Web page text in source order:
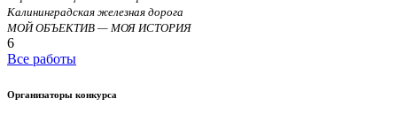
Калининградская железная дорога
МОЙ ОБЪЕКТИВ — МОЯ ИСТОРИЯ
6
Все работы
Организаторы конкурса